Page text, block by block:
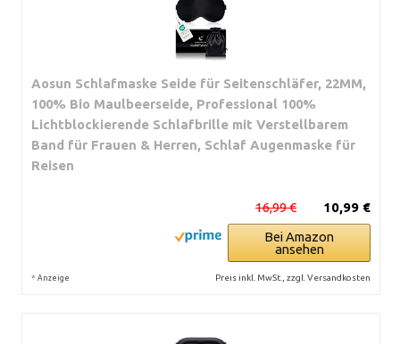
Aosun Schlafmaske Seide für Seitenschläfer, 22MM,
100% Bio Maulbeerseide, Professional 100%
Lichtblockierende Schlafbrille mit Verstellbarem
Band für Frauen & Herren, Schlaf Augenmaske für
Reisen
10,99 €
16,99 €
Bei Amazon
ansehen
* Anzeige Preis inkl. MwSt., zzgl. Versandkosten